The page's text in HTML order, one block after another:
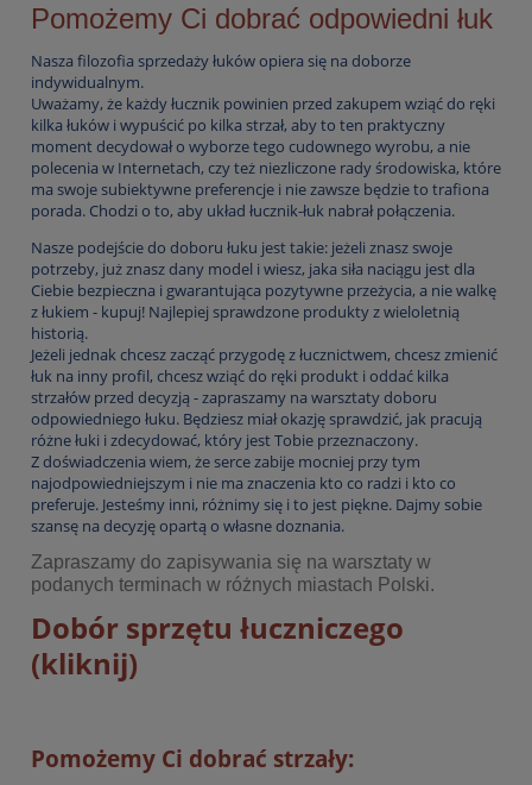
Pomożemy Ci dobrać odpowiedni łuk
Nasza filozofia sprzedaży łuków opiera się na doborze
indywidualnym.
Uważamy, że każdy łucznik powinien przed zakupem wziąć do ręki
kilka łuków i wypuścić po kilka strzał, aby to ten praktyczny
moment decydował o wyborze tego cudownego wyrobu, a nie
polecenia w Internetach, czy też niezliczone rady środowiska, które
ma swoje subiektywne preferencje i nie zawsze będzie to trafiona
porada. Chodzi o to, aby układ łucznik-łuk nabrał połączenia.
Nasze podejście do doboru łuku jest takie: jeżeli znasz swoje
potrzeby, już znasz dany model i wiesz, jaka siła naciągu jest dla
Ciebie bezpieczna i gwarantująca pozytywne przeżycia, a nie walkę
z łukiem - kupuj! Najlepiej sprawdzone produkty z wieloletnią
historią.
Jeżeli jednak chcesz zacząć przygodę z łucznictwem, chcesz zmienić
łuk na inny profil, chcesz wziąć do ręki produkt i oddać kilka
strzałów przed decyzją - zapraszamy na warsztaty doboru
odpowiedniego łuku. Będziesz miał okazję sprawdzić, jak pracują
różne łuki i zdecydować, który jest Tobie przeznaczony.
Z doświadczenia wiem, że serce zabije mocniej przy tym
najodpowiedniejszym i nie ma znaczenia kto co radzi i kto co
preferuje. Jesteśmy inni, różnimy się i to jest piękne. Dajmy sobie
szansę na decyzję opartą o własne doznania.
Zapraszamy do zapisywania się na warsztaty w
podanych terminach w różnych miastach Polski.
Dobór sprzętu łuczniczego
(kliknij)
Pomożemy Ci dobrać strzały: